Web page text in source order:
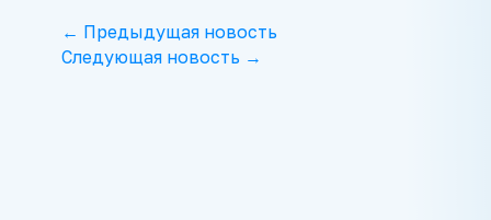
← Предыдущая новость
Следующая новость →